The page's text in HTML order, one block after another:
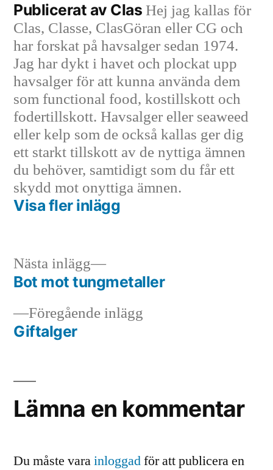
Publicerat av Clas Hej jag kallas för
Clas, Classe, ClasGöran eller CG och
har forskat på havsalger sedan 1974.
Jag har dykt i havet och plockat upp
havsalger för att kunna använda dem
som functional food, kostillskott och
fodertillskott. Havsalger eller seaweed
eller kelp som de också kallas ger dig
ett starkt tillskott av de nyttiga ämnen
du behöver, samtidigt som du får ett
skydd mot onyttiga ämnen.
Visa fler inlägg
Inläggsnavigering
Föregående inlägg
Giftalger
Nästa inlägg
Nästa
inlägg:
Bot mot tungmetaller
Lämna en kommentar
Du måste varainloggadför att publicera en